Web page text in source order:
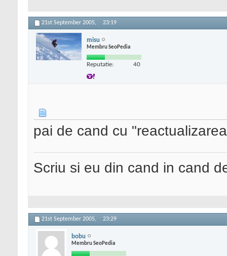
21st September 2005, 23:19
misu
Membru SeoPedia
Reputatie: 40
pai de cand cu
Scriu si eu din cand in cand
21st September 2005, 23:29
bobu
Membru SeoPedia